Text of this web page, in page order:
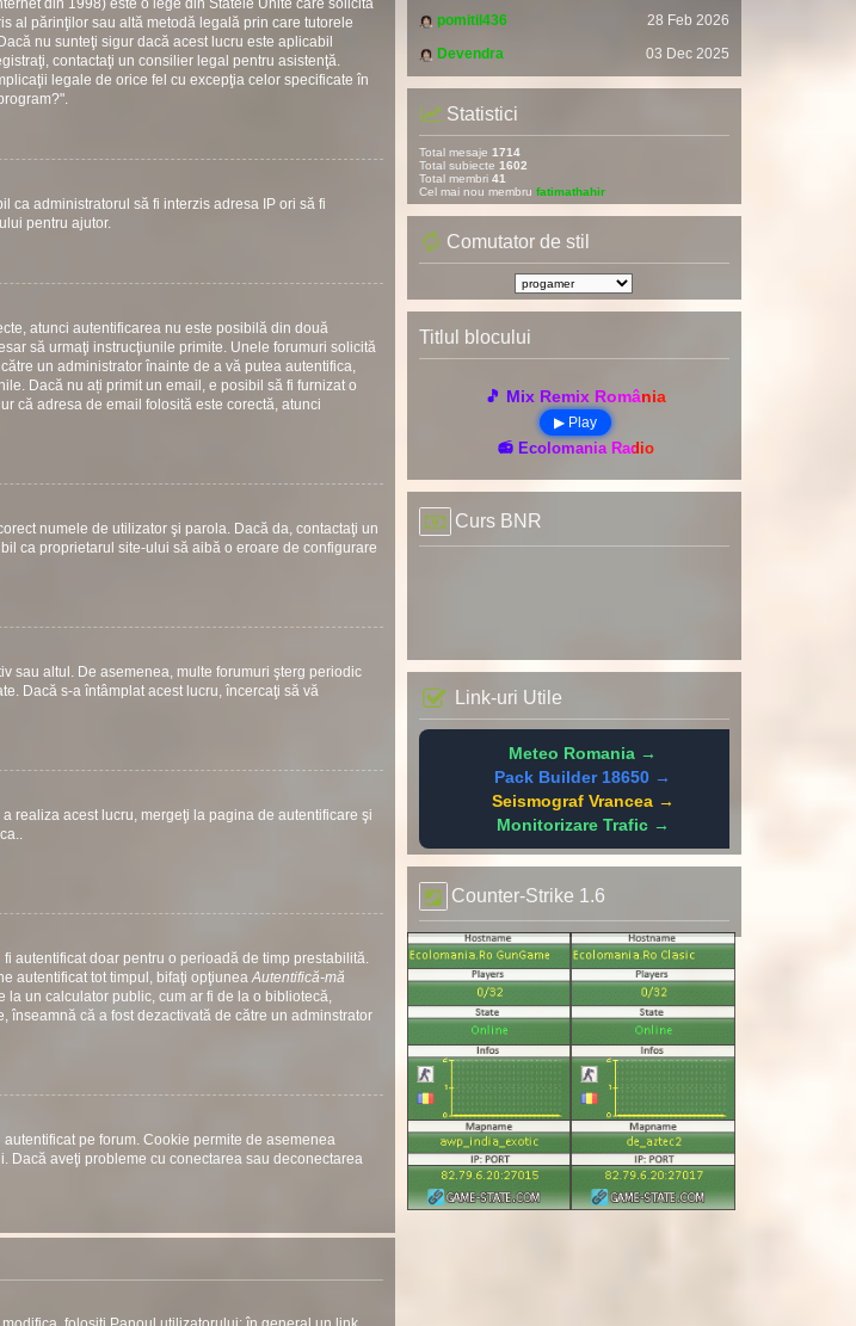
din 1998) este o lege din Statele Unite care solicită
al părinţilor sau altă metodă legală prin care tutorele
nu sunteţi sigur dacă acest lucru este aplicabil
contactaţi un consilier legal pentru asistenţă.
legale de orice fel cu excepţia celor specificate în
ca administratorul să fi interzis adresa IP ori să fi
pentru ajutor.
atunci autentificarea nu este posibilă din două
să urmaţi instrucţiunile primite. Unele forumuri solicită
un administrator înainte de a vă putea autentifica,
Dacă nu ați primit un email, e posibil să fi furnizat o
că adresa de email folosită este corectă, atunci
numele de utilizator şi parola. Dacă da, contactaţi un
ca proprietarul site-ului să aibă o eroare de configurare
sau altul. De asemenea, multe forumuri şterg periodic
Dacă s-a întâmplat acest lucru, încercaţi să vă
realiza acest lucru, mergeţi la pagina de autentificare şi
autentificat doar pentru o perioadă de timp prestabilită.
autentificat tot timpul, bifaţi opţiuneaAutentifică-mă
la un calculator public, cum ar fi de la o bibliotecă,
că a fost dezactivată de către un adminstrator
pe forum. Cookie permite de asemenea
Dacă aveţi probleme cu conectarea sau deconectarea
pomitil436
28 Feb 2026
Devendra
03 Dec 2025
Statistici
Total mesaje 1714
Total subiecte 1602
Total membri 41
Cel mai nou membru fatimathahir
Comutator de stil
Titlul blocului
🎵 Mix Remix România
▶ Play
📻 Ecolomania Radio
Curs BNR
Link-uri Utile
Meteo Romania →
Pack Builder 18650 →
Seismograf Vrancea →
Monitorizare Trafic →
Counter-Strike 1.6